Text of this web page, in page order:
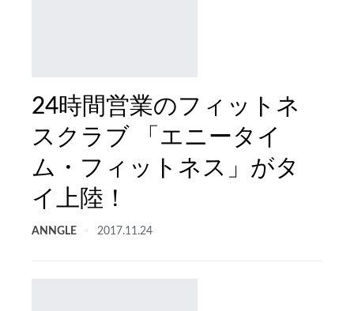
24時間営業のフィットネ
スクラブ 「エニータイ
ム・フィットネス」がタ
イ上陸！
ANNGLE 2017.11.24